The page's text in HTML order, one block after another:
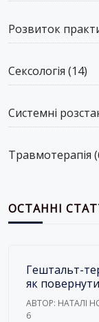
Розвиток
Сексологія (14)
Системні
Травмотерапія
ОСТАННІ
Гештальт-
як
зі світом
АВТОР: НАТАЛІ
6